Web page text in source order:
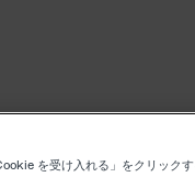
を受け入れる」をクリック